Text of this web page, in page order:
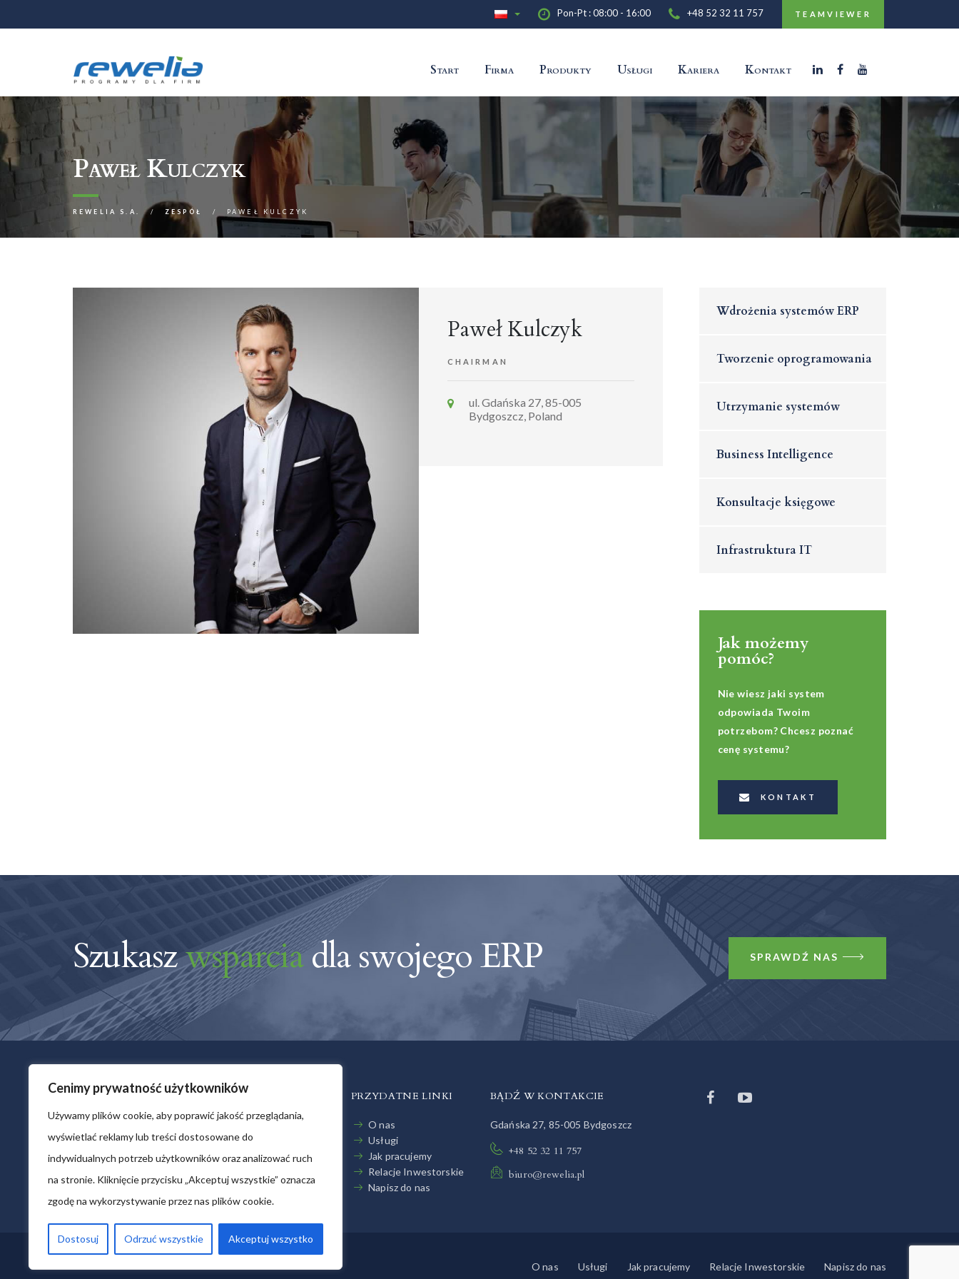
Cenimy prywatność użytkowników
Używamy plików cookie, aby poprawić jakość przeglądania,
wyświetlać reklamy lub treści dostosowane do
indywidualnych potrzeb użytkowników oraz analizować ruch
na stronie. Kliknięcie przycisku „Akceptuj wszystkie” oznacza
zgodę na wykorzystywanie przez nas plików cookie.
Dostosuj Odrzuć wszystkie Akceptuj wszystko
Pon-Pt : 08:00 - 16:00 +48 52 32 11 757 TEAMVIEWER
Start Firma Produkty Usługi Kariera Kontakt
Paweł Kulczyk
REWELIA S.A. ZESPÓŁ PAWEŁ KULCZYK
Paweł Kulczyk
CHAIRMAN
ul. Gdańska 27, 85-005
Bydgoszcz, Poland
Wdrożenia systemów ERP
Tworzenie oprogramowania
Utrzymanie systemów
Business Intelligence
Konsultacje księgowe
Infrastruktura IT
Jak możemy
pomóc?
Nie wiesz jaki system
odpowiada Twoim
potrzebom? Chcesz poznać
cenę systemu?
KONTAKT
Szukaszwsparciadla swojego ERP SPRAWDŹ NAS
ludzi, których pasją jest wykorzystanie
najnowszych technologii informatycznych w
biznesie.
PRZYDATNE LINKI
O nas
Usługi
Jak pracujemy
Relacje Inwestorskie
Napisz do nas
BĄDŹ W KONTAKCIE
Gdańska 27, 85-005 Bydgoszcz
+48 52 32 11 757
biuro@rewelia.pl
O nas Usługi Jak pracujemy Relacje Inwestorskie Napisz do nas